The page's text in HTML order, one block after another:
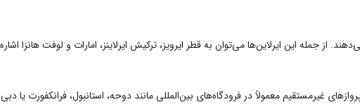
از جمله این ایرلاین‌ها می‌توان به قطر ایرویز، ترکیش ایرلاینز، امارات و لوفت هانزا
غیرمستقیم معمولاً در فرودگاه‌های بین‌المللی مانند دوحه، استانبول، فرانکفورت یا